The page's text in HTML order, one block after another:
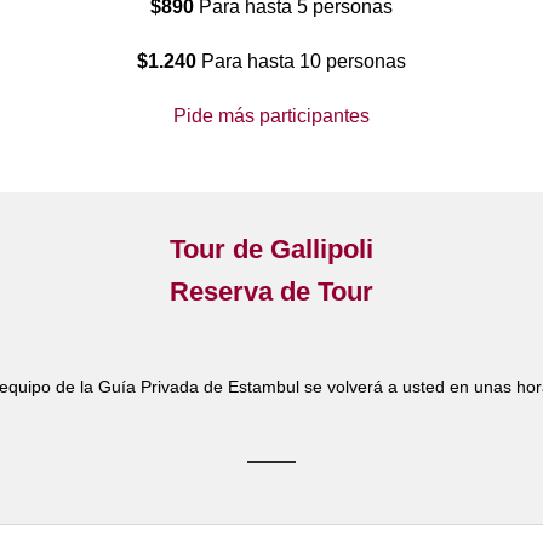
$890 Para hasta 5 personas
$1.240 Para hasta 10 personas
Pide más participantes
Tour de Gallipoli
Reserva de Tour
de la Guía Privada de Estambul se volverá a usted en unas